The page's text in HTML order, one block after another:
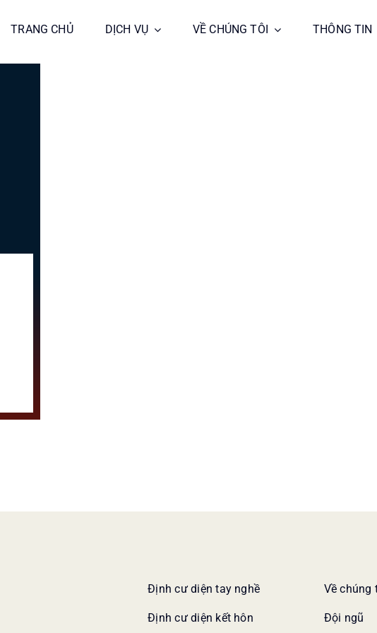
TRANG CHỦ DỊCH VỤ VỀ CHÚNG TÔI THÔNG TIN
TRANG CHỦ DỊCH VỤ VỀ CHÚNG TÔI THÔNG TIN
Định cư diện tay nghề
Định cư diện kết hôn
Về chúng
Đội ngũ